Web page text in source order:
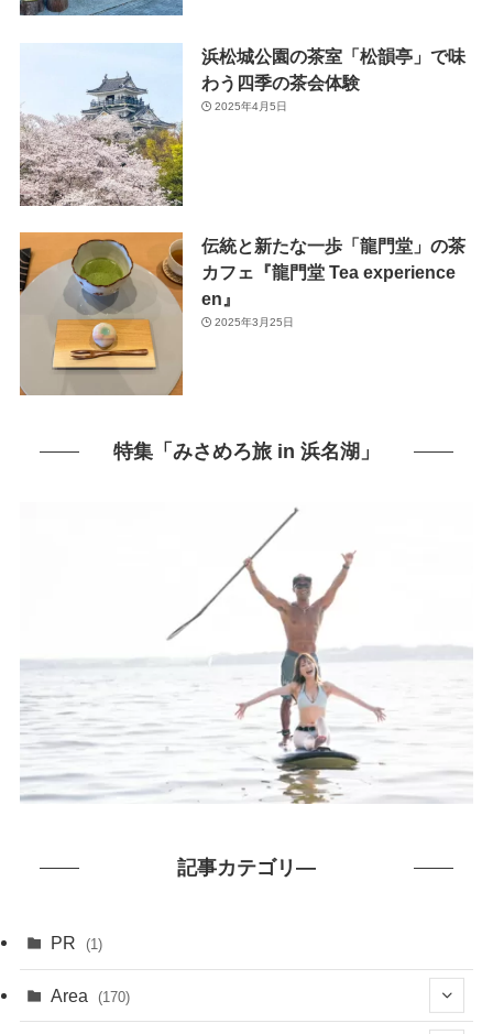
浜松城公園の茶室「松韻亭」で味
わう四季の茶会体験
2025年4月5日
伝統と新たな一歩「龍門堂」の茶
カフェ『龍門堂 Tea experience
en』
2025年3月25日
特集「みさめろ旅 in 浜名湖」
記事カテゴリ―
PR (1)
Area (170)